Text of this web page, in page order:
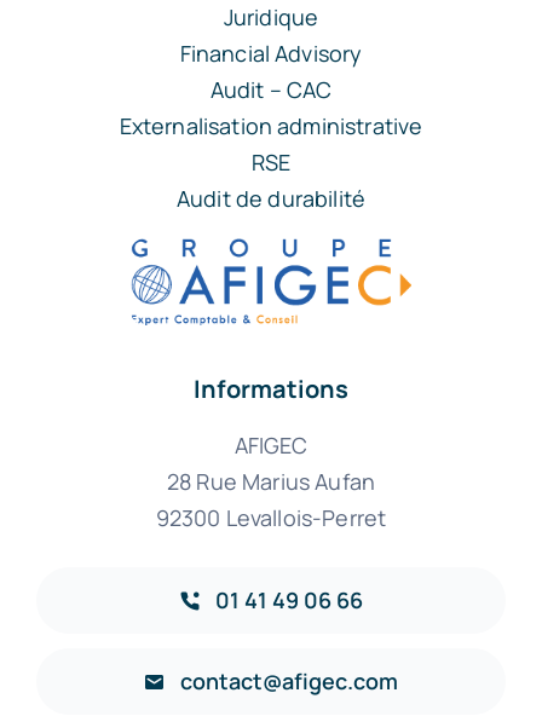
Juridique
Financial Advisory
Audit – CAC
Externalisation administrative
RSE
Audit de durabilité
Informations
AFIGEC
28 Rue Marius Aufan
92300 Levallois-Perret
01 41 49 06 66
contact@afigec.com